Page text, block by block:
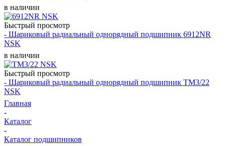
в наличии
Быстрый просмотр
- Шариковый радиальный однорядный подшипник 6912NR
NSK
в наличии
Быстрый просмотр
- Шариковый радиальный однорядный подшипник TM3/22
NSK
Главная
-
Каталог
-
Каталог подшипников